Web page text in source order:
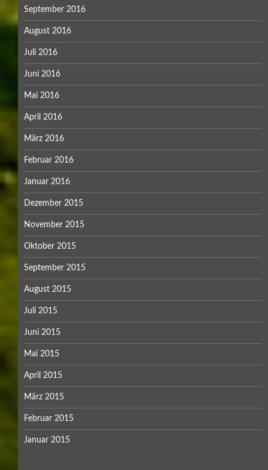
September 2016
August 2016
Juli 2016
Juni 2016
Mai 2016
April 2016
März 2016
Februar 2016
Januar 2016
Dezember 2015
November 2015
Oktober 2015
September 2015
August 2015
Juli 2015
Juni 2015
Mai 2015
April 2015
März 2015
Februar 2015
Januar 2015